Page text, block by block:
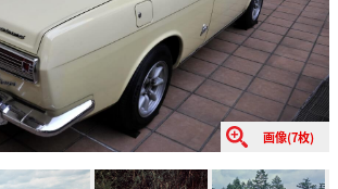
画像(7枚)